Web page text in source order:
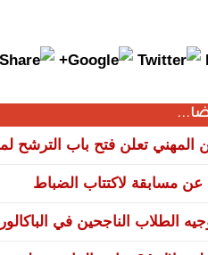
المهني تعلن فتح باب الترشح
عن مسابقة لاكتتاب الضباط
الطلاب الناجحين في